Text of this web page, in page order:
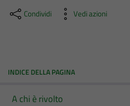
Condividi Vedi azioni
INDICE DELLA PAGINA
A chi è rivolto